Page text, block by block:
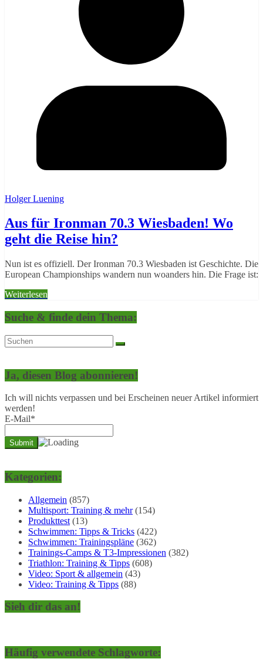
Holger Luening
Aus für Ironman 70.3 Wiesbaden! Wo
geht die Reise hin?
Nun ist es offiziell. Der Ironman 70.3 Wiesbaden ist Geschichte. Die
European Championships wandern nun woanders hin. Die Frage ist:
Weiterlesen
Suche & finde dein Thema:
Ja, diesen Blog abonnieren!
Ich will nichts verpassen und bei Erscheinen neuer Artikel informiert
werden!
E-Mail*
Kategorien:
Allgemein (857)
Multisport: Training & mehr(154)
Produkttest (13)
Schwimmen: Tipps & Tricks (422)
Schwimmen: Trainingspläne (362)
Trainings-Camps & T3-Impressionen (382)
Triathlon: Training & Tipps (608)
Video: Sport & allgemein (43)
Video: Training & Tipps (88)
Sieh dir das an!
Häufig verwendete Schlagworte: